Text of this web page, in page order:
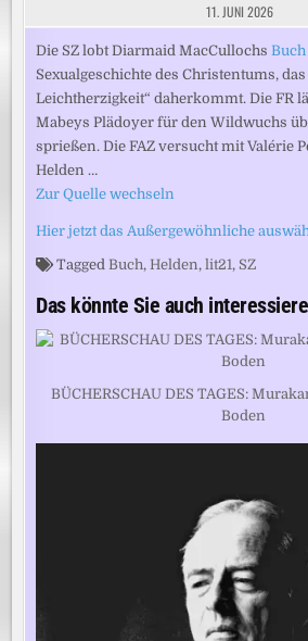
11. JUNI 2026
Die SZ lobt Diarmaid MacCullochs Buch
Sexualgeschichte des Christentums,
Leichtherzigkeit“ daherkommt. Die FR
Mabeys Plädoyer für den Wildwuchs
sprießen. Die FAZ versucht mit Valérie
Helden …
Zur Quelle wechseln
Hier jetzt das Außergewöhnliche
Tagged Buch, Helden,lit21, SZ
Das könnte Sie auch
BÜCHERSCHAU DES TAGES:
Boden